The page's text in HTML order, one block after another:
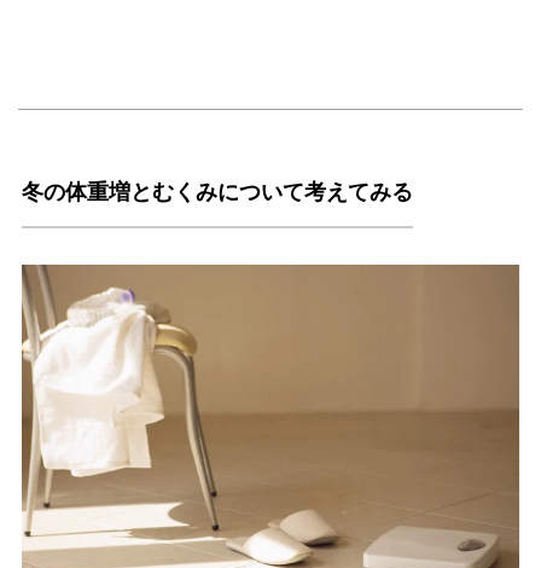
冬の体重増とむくみについて考えてみる